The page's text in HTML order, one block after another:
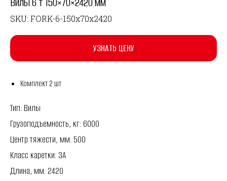
SKU: FORK-6-150x70x2420
УЗНАТЬ ЦЕНУ
Комплект 2 шт
Тип: Вилы
Грузоподъемность, кг: 6000
Центр тяжести, мм: 500
Класс каретки: 3A
Длина, мм: 2420